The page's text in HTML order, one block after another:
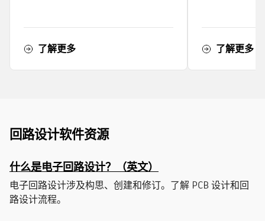
了解更多 了解更多
回路设计软件资源
什么是电子回路设计？（英文）
电子回路设计涉及构思、创建和修订。了解 PCB 设计和回
路设计流程。